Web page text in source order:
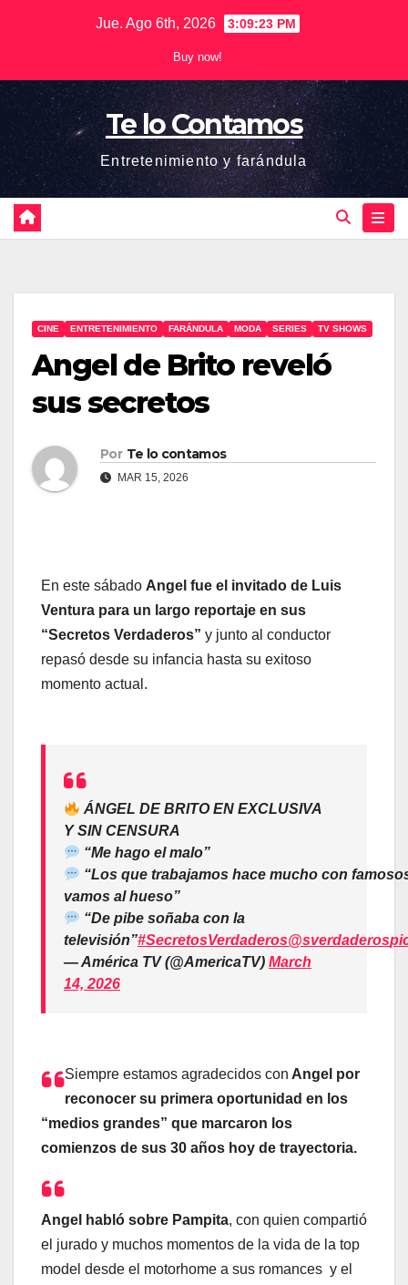
Jue. Ago 6th, 2026 3:09:23 PM
Buy now!
Te lo Contamos
Entretenimiento y farándula
CINE ENTRETENIMIENTO FARÁNDULA MODA SERIES TV SHOWS
Angel de Brito reveló
sus secretos
Por Te lo contamos
MAR 15, 2026
En este sábado Angel fue el invitado de Luis
Ventura para un largo reportaje en sus
“Secretos Verdaderos” y junto al conductor
repasó desde su infancia hasta su exitoso
momento actual.
ÁNGEL DE BRITO EN EXCLUSIVA
Y SIN CENSURA
“Me hago el malo”
“Los que trabajamos hace mucho con
vamos al hueso”
“De pibe soñaba con la
televisión”#SecretosVerdaderos@sverdaderos
— América TV (@AmericaTV) March
14, 2026
Siempre estamos agradecidos con Angel por
reconocer su primera oportunidad en los
“medios grandes” que marcaron los
comienzos de sus 30 años hoy de trayectoria.
Angel habló sobre Pampita, con quien compartió
el jurado y muchos momentos de la vida de la top
model desde el motorhome a sus romances y el